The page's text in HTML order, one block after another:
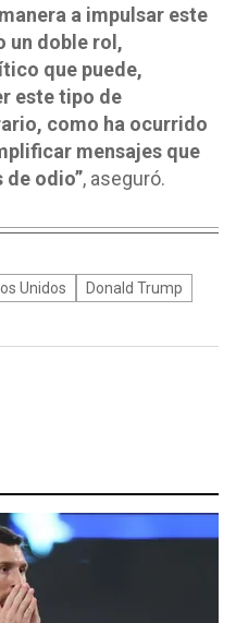
a impulsar este
un doble rol,
que puede,
este tipo de
como ha ocurrido
mensajes que
de odio”, aseguró.
Unidos
Donald Trump